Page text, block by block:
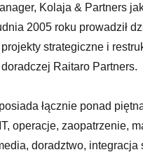
Kolaja & Partners
2005 roku prowadził
strategiczne i
Raitaro Partners.
łącznie ponad
operacje, zaopatrzenie,
doradztwo, integracja